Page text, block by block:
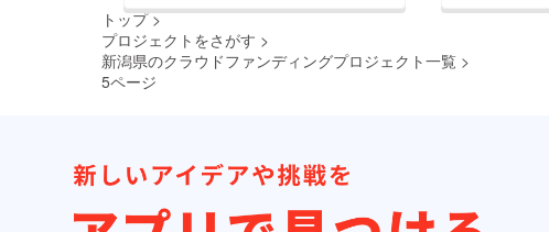
トップ >
プロジェクトをさがす >
新潟県のクラウドファンディングプロジェクト一覧 >
5ページ